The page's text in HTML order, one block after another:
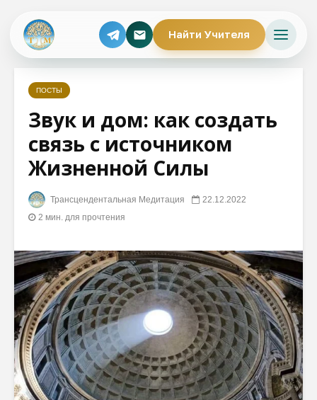
Найти Учителя
ПОСТЫ
Звук и дом: как создать
связь с источником
Жизненной Силы
Трансцендентальная Медитация
22.12.2022
2 мин. для прочтения
Том Хэнкс: о
выборе способа
самопознания
Как
человек